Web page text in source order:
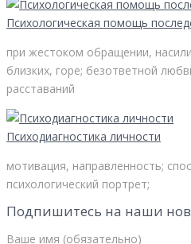
Психологическая помощь
при жестоком обращении,
близких, горе; безответной
расставаний
Психодиагностика личности
мотивация, направленность;
психологический портрет;
Подпишитесь на наши
Ваше имя (обязательно)